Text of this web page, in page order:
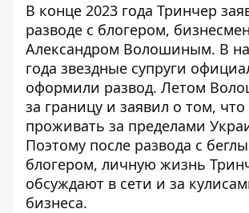
В конце 2023 года Тринчер
разводе с блогером,
Александром Волошиным. В
года звездные супруги
оформили развод. Летом
за границу и заявил о том,
проживать за пределами
Поэтому после развода с
блогером, личную жизнь
обсуждают в сети и за
бизнеса.